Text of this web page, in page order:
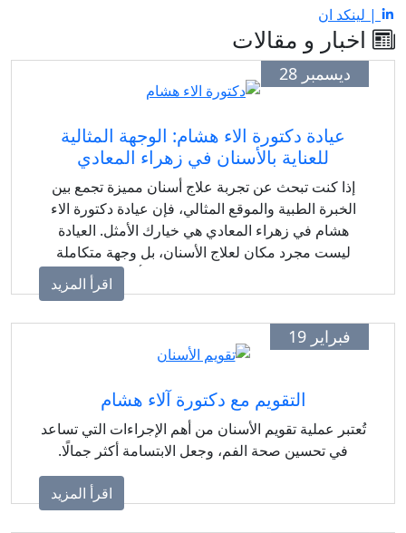
| لينكد ان
اخبار و مقالات
ديسمبر 28
عيادة دكتورة الاء هشام: الوجهة المثالية
للعناية بالأسنان في زهراء المعادي
إذا كنت تبحث عن تجربة علاج أسنان مميزة تجمع بين
الخبرة الطبية والموقع المثالي، فإن عيادة دكتورة الاء
هشام في زهراء المعادي هي خيارك الأمثل. العيادة
ليست مجرد مكان لعلاج الأسنان، بل وجهة متكاملة
لتحقيق الابتسامة المثالية باستخدام أحدث التقنيات
العالمية.
اقرأ المزيد
فبراير 19
التقويم مع دكتورة آلاء هشام
تُعتبر عملية تقويم الأسنان من أهم الإجراءات التي تساعد
في تحسين صحة الفم، وجعل الابتسامة أكثر جمالًا.
اقرأ المزيد